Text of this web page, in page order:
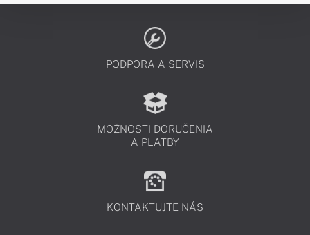
PODPORA A SERVIS
MOŽNOSTI DORUČENIA
A PLATBY
KONTAKTUJTE NÁS